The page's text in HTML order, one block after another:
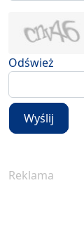
Odśwież
Wyślij
Reklama